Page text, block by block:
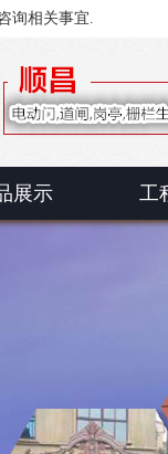
询相关事宜.
展示 工